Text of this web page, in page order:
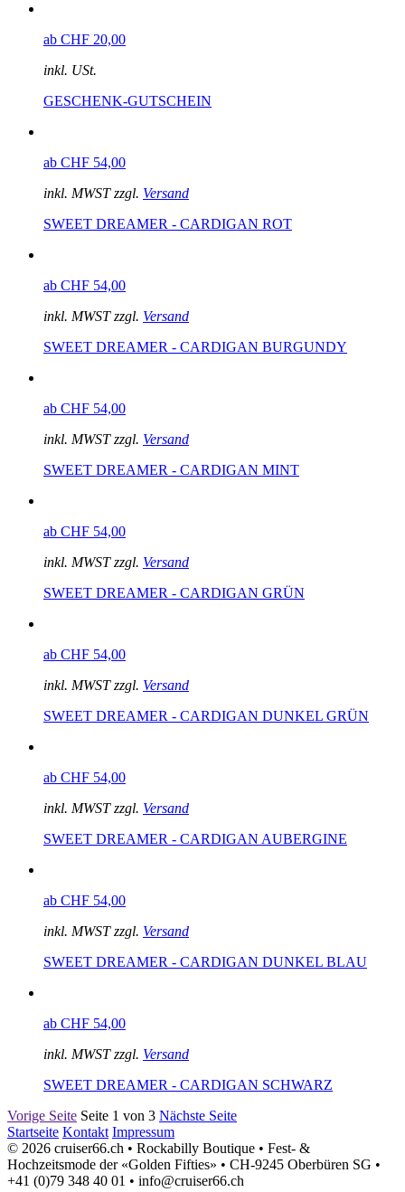
ab CHF 20,00
inkl. USt.
GESCHENK-GUTSCHEIN
ab CHF 54,00
inkl. MWST zzgl. Versand
SWEET DREAMER - CARDIGAN ROT
ab CHF 54,00
inkl. MWST zzgl. Versand
SWEET DREAMER - CARDIGAN BURGUNDY
ab CHF 54,00
inkl. MWST zzgl. Versand
SWEET DREAMER - CARDIGAN MINT
ab CHF 54,00
inkl. MWST zzgl. Versand
SWEET DREAMER - CARDIGAN GRÜN
ab CHF 54,00
inkl. MWST zzgl. Versand
SWEET DREAMER - CARDIGAN DUNKEL GRÜN
ab CHF 54,00
inkl. MWST zzgl. Versand
SWEET DREAMER - CARDIGAN AUBERGINE
ab CHF 54,00
inkl. MWST zzgl. Versand
SWEET DREAMER - CARDIGAN DUNKEL BLAU
ab CHF 54,00
inkl. MWST zzgl. Versand
SWEET DREAMER - CARDIGAN SCHWARZ
Vorige Seite Seite 1 von 3 Nächste Seite
Startseite Kontakt Impressum
© 2026 cruiser66.ch • Rockabilly Boutique • Fest- &
Hochzeitsmode der «Golden Fifties» • CH-9245 Oberbüren SG •
+41 (0)79 348 40 01 • info@cruiser66.ch